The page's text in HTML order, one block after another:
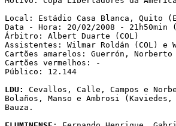
Local: Estádio Casa Blanca, Quito
Data - Hora: 20/02/2008 -
Árbitro: Albert Duarte (COL)
Assistentes: Wilmar Roldán (COL) e
Cartões amarelos: Guerrón,
Cartões vermelhos: -
Público: 12.144
LDU:
Cevallos, Calle, Campos e
Bolaños, Manso e Ambrosi
Bauza.